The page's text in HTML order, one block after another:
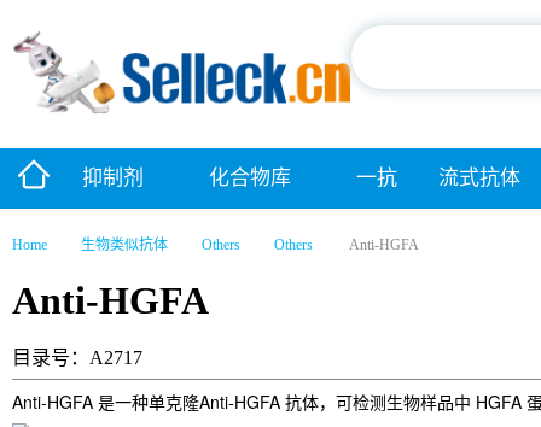
抑制剂 化合物库 一抗 流式抗体
Home 生物类似抗体 Others Others Anti-HGFA
Anti-HGFA
目录号：A2717
Anti-HGFA 是一种单克隆Anti-HGFA 抗体，可检测生物样品中 HGFA